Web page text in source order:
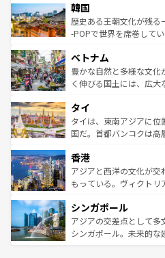
ワイを、存分に味わってほしい。 なお、新
はコンテンツ一覧を参照
いる。アクティビティも
ビング、ハイキングなど
い。オーストラリアの多
参照してほしい。
ン）、静ひつな山岳地帯
と山間の静けさが共存し
驚きをもたらしてくれる
容にもいいと評判のスイ
が味わえる。 な
照してほしい。
韓国
歴史ある王朝文化が残る
-POPで世界を席巻して
き、地方に足を延ばせば
できる。そして、キムチ
まで、さまざまな韓国料
リティに包まれながら、
わって
覧を参照してほしい。
ベトナム
豊かな自然と多様な文
く伸びる国土には、広大
急速な発展と共に伝統が
ーチミン市のフランス統
醸し出している。また、
とつ。フォーやバインミ
ひ現地で味わいたい。ど
が旅行者を迎えてくれる
参照してほしい。
タイ
タイは、東南アジアに位
国だ。首都バンコクは高
の活気が交差している。
帯で自然と触れ合い、南
いビーチでリゾート気分
激する。気候は一年中温
が待っている。親しみや
た文化、そして多様な観
香港
アジアと西洋の文化が交
もっている。ヴィクトリ
み、どこを訪れても感動
ており、効率よく見どこ
うな絶景から文化的な体
シンガポール
アジアの交差点として多
シンガポール。未来的な